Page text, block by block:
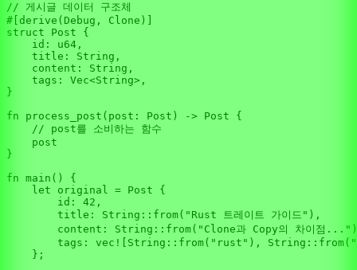
// 게시글 데이터 구조체
#[derive(Debug, Clone)]
struct
Post {
    id:
u64 ,
    title:
String ,
    content:
String ,
    tags:
Vec<String>,
}
fn
process_post (post: Post) -> Post {
// post를 소비하는 함수
    post
}
fn main () {
let
original = Post {
        id:
42 ,
        title:
String :: from( "Rust 트레이트 가이드" ),
        content:
String :: from( "Clone과 Copy의 차이점..."
        tags:
vec! String :: from( "rust" ), String :: from (
    };